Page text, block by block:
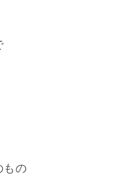
もの